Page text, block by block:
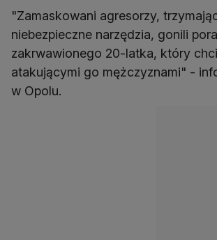
"Zamaskowani agresorzy,
niebezpieczne narzędzia, gonili
zakrwawionego 20-latka, który
atakującymi go mężczyznami" -
w Opolu.